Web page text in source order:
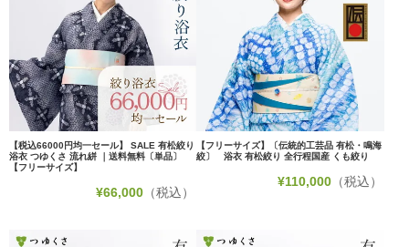
【税込66000円均一セール】 SALE 有松絞り
浴衣 つゆくさ 流れ絣 ｜送料無料〔単品〕
【フリーサイズ】
¥66,000 （税込）
【フリーサイズ】〔伝統的工芸品 有松・鳴海
絞〕 浴衣 有松絞り 全行程国産 くも絞り
¥110,000（税込）